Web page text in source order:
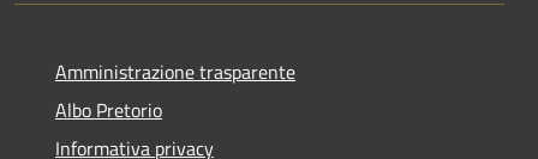
Amministrazione trasparente
Albo Pretorio
Informativa privacy